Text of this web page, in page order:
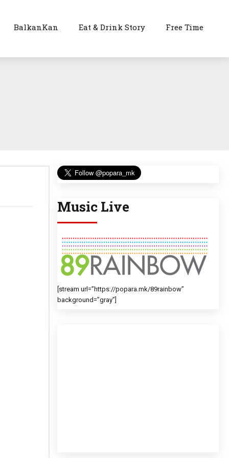
BalkanKan Eat & Drink Story Free Time
Music Live
[stream url=”https://popara.mk/89rainbow”
background=”gray”]